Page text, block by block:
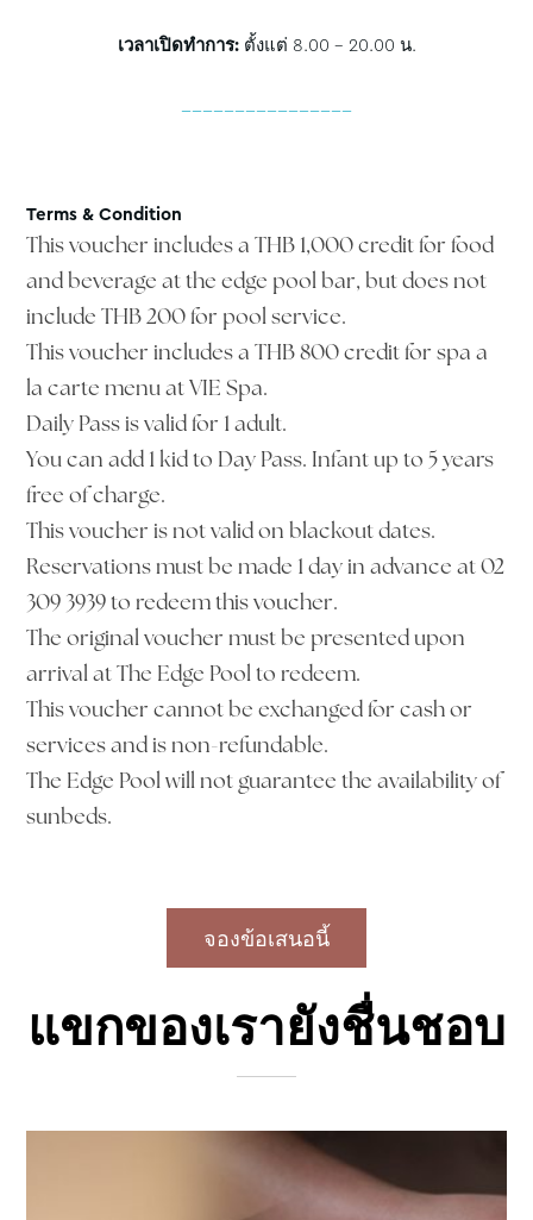
เวลาเปิดทำการ: ตั้งแต่ 8.00 – 20.00 น.
Terms & Condition
This voucher includes a THB 1,000 credit for food
and beverage at the edge pool bar, but does not
include THB 200 for pool service.
This voucher includes a THB 800 credit for spa a
la carte menu at VIE Spa.
Daily Pass is valid for 1 adult.
You can add 1 kid to Day Pass. Infant up to 5 years
free of charge.
This voucher is not valid on blackout dates.
Reservations must be made 1 day in advance at 02
309 3939 to redeem this voucher.
The original voucher must be presented upon
arrival at The Edge Pool to redeem.
This voucher cannot be exchanged for cash or
services and is non-refundable.
The Edge Pool will not guarantee the availability of
sunbeds.
แขกของเรายังชื่นชอบ